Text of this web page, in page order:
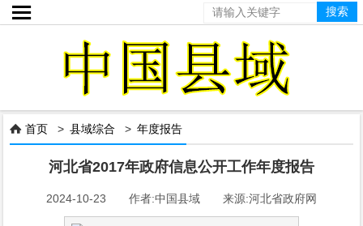

 首页 >县域综合 >年度报告
河北省2017年政府信息公开工作年度报告
2024-10-23 作者:中国县域 来源:河北省政府网